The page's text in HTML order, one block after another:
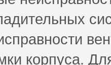
корпуса.